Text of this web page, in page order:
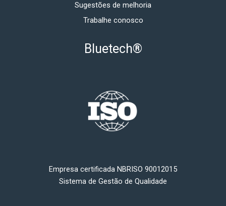
Sugestões de melhoria
Trabalhe conosco
Bluetech®
Empresa certificada NBRISO 90012015
Sistema de Gestão de Qualidade